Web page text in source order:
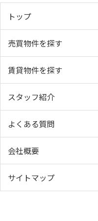
トップ
売買物件を探す
賃貸物件を探す
スタッフ紹介
よくある質問
会社概要
サイトマップ